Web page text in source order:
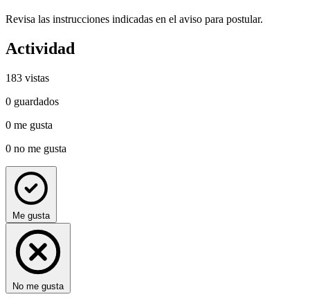
Revisa las instrucciones indicadas en el aviso para postular.
Actividad
183 vistas
0 guardados
0 me gusta
0 no me gusta
Me gusta
No me gusta